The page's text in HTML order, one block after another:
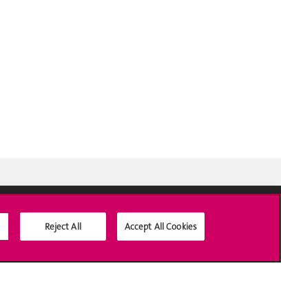
Médias sociaux UNIGE
Reject All Accept All Cookies